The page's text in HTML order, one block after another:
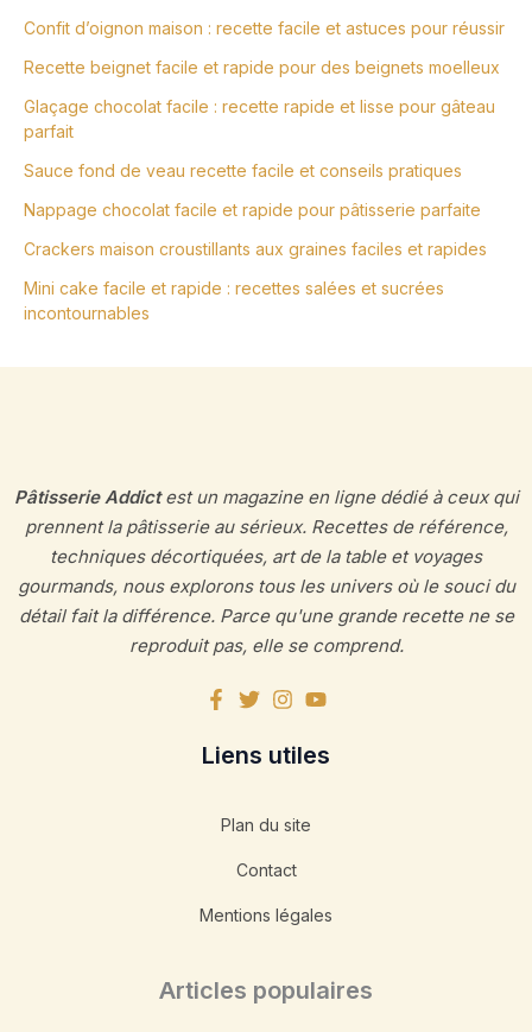
Confit d’oignon maison : recette facile et astuces pour réussir
Recette beignet facile et rapide pour des beignets moelleux
Glaçage chocolat facile : recette rapide et lisse pour gâteau
parfait
Sauce fond de veau recette facile et conseils pratiques
Nappage chocolat facile et rapide pour pâtisserie parfaite
Crackers maison croustillants aux graines faciles et rapides
Mini cake facile et rapide : recettes salées et sucrées
incontournables
Pâtisserie Addictest un magazine en ligne dédié à ceux qui
prennent la pâtisserie au sérieux. Recettes de référence,
techniques décortiquées, art de la table et voyages
gourmands, nous explorons tous les univers où le souci du
détail fait la différence. Parce qu'une grande recette ne se
reproduit pas, elle se comprend.
Liens utiles
Plan du site
Contact
Mentions légales
Articles populaires